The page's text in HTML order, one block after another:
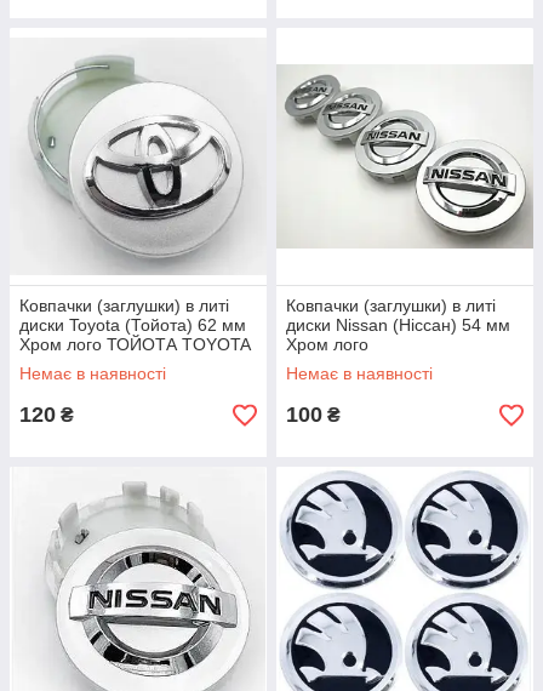
Ковпачки (заглушки) в литі
диски Toyota (Тойота) 62 мм
Хром лого ТОЙОТА TOYOTA
білі
Немає в наявності
120 ₴
Ковпачки (заглушки) в литі
диски Nissan (Ніссан) 54 мм
Хром лого
Немає в наявності
100 ₴